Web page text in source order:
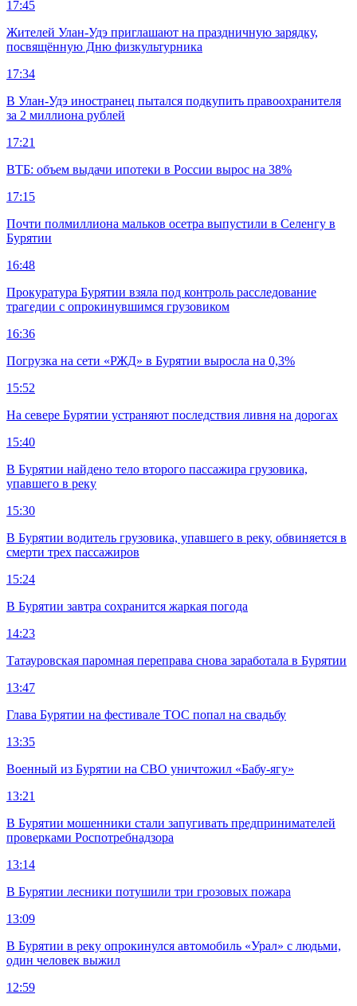
17:45
Жителей Улан-Удэ приглашают на праздничную зарядку,
посвящённую Дню физкультурника
17:34
В Улан-Удэ иностранец пытался подкупить правоохранителя
за 2 миллиона рублей
17:21
ВТБ: объем выдачи ипотеки в России вырос на 38%
17:15
Почти полмиллиона мальков осетра выпустили в Селенгу в
Бурятии
16:48
Прокуратура Бурятии взяла под контроль расследование
трагедии с опрокинувшимся грузовиком
16:36
Погрузка на сети «РЖД» в Бурятии выросла на 0,3%
15:52
На севере Бурятии устраняют последствия ливня на дорогах
15:40
В Бурятии найдено тело второго пассажира грузовика,
упавшего в реку
15:30
В Бурятии водитель грузовика, упавшего в реку, обвиняется в
смерти трех пассажиров
15:24
В Бурятии завтра сохранится жаркая погода
14:23
Татауровская паромная переправа снова заработала в Бурятии
13:47
Глава Бурятии на фестивале ТОС попал на свадьбу
13:35
Военный из Бурятии на СВО уничтожил «Бабу-ягу»
13:21
В Бурятии мошенники стали запугивать предпринимателей
проверками Роспотребнадзора
13:14
В Бурятии лесники потушили три грозовых пожара
13:09
В Бурятии в реку опрокинулся автомобиль «Урал» с людьми,
один человек выжил
12:59